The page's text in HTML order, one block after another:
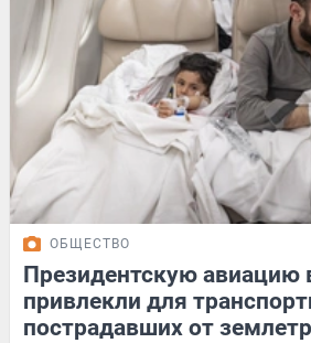
ОБЩЕСТВО
Президентскую авиацию
привлекли для
пострадавших от